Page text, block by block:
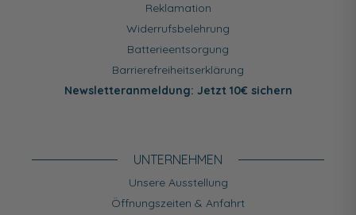
Reklamation
Widerrufsbelehrung
Batterieentsorgung
Barrierefreiheitserklärung
Newsletteranmeldung: Jetzt 10€ sichern
UNTERNEHMEN
Unsere Ausstellung
Öffnungszeiten & Anfahrt